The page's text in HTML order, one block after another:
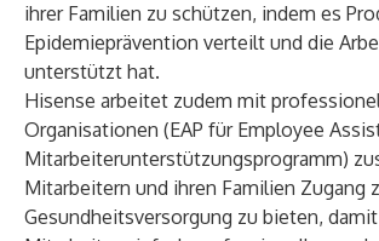
ihrer Familien zu schützen, indem es
Epidemieprävention verteilt und die
unterstützt hat.
Hisense arbeitet zudem mit
Organisationen (EAP für Employee
Mitarbeiterunterstützungsprogramm)
Mitarbeitern und ihren Familien Zugang
Gesundheitsversorgung zu bieten,